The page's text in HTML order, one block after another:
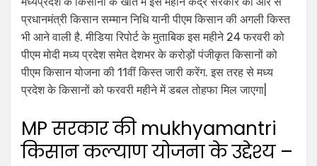
प्रधानमंत्री किसान सम्मान निधि यानी पीएम किसान की अगली किस्त
भी आने वाली है. मीडिया रिपोर्ट के मुताबिक इस महीने 24 फरवरी को
पीएम मोदी मध्य प्रदेश समेत देशभर के करोड़ों पंजीकृत किसानों को
पीएम किसान योजना की 11वीं किस्त जारी करेंग. इस तरह से मध्य
प्रदेश के किसानों को फरवरी महीने में डबल तोहफा मिल जाएगा|
MP सरकार की mukhyamantri
किसान कल्याण योजना के उद्देश्य –